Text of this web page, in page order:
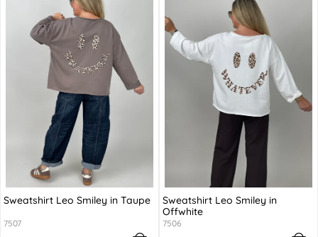
Sweatshirt Leo Smiley in Taupe
7507
Sweatshirt Leo Smiley in
Offwhite
7506